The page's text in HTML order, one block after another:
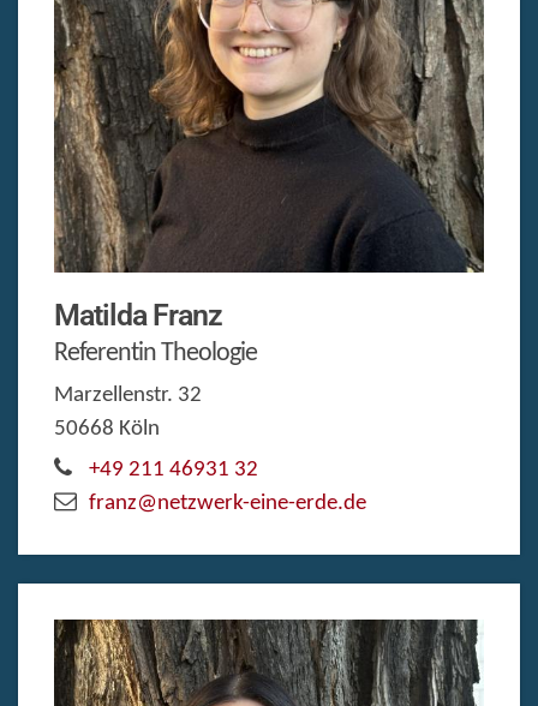
MatildaFranz
Referentin Theologie
Marzellenstr. 32
50668 Köln
+49 211 46931 32
franz@netzwerk-eine-erde.de